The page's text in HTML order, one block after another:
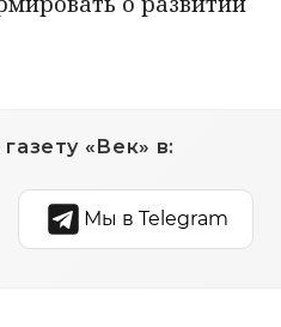
«Век» в:
Мы в Telegram